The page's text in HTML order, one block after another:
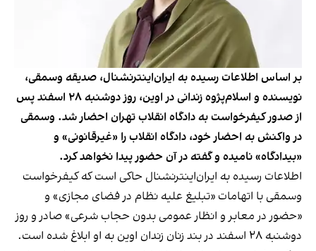
بر اساس اطلاعات رسیده به ایران‌اینترنشنال، صدیقه وسمقی،
نویسنده و اسلام‌پژوه زندانی در اوین، روز دوشنبه ۲۸ اسفند پس
از صدور کیفرخواست به دادگاه انقلاب تهران احضار شد. وسمقی
در واکنش به احضار خود، دادگاه انقلاب را «غیرقانونی» و
«بیدادگاه» نامیده و گفته در آن حضور پیدا نخواهد کرد.
اطلاعات رسیده به ایران‌اینترنشنال حاکی است که کیفرخواست
وسمقی با اتهامات «تبلیغ علیه نظام در فضای مجازی» و
«حضور در معابر و انظار عمومی بدون حجاب شرعی» صادر و روز
دوشنبه ۲۸ اسفند در بند زنان زندان اوین به او ابلاغ شده است.